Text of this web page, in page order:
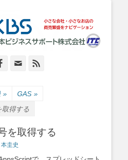
岸本ビジネスサポ
ート株式会社
店のIT経営をナビゲーション
Facebook
Email
» GAS »
得する
を取得する
本圭史